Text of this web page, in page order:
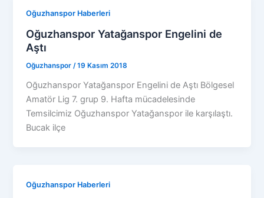
Oğuzhanspor Haberleri
Oğuzhanspor Yatağanspor Engelini de
Aştı
Oğuzhanspor /19 Kasım 2018
Oğuzhanspor Yatağanspor Engelini de Aştı Bölgesel
Amatör Lig 7. grup 9. Hafta mücadelesinde
Temsilcimiz Oğuzhanspor Yatağanspor ile karşılaştı.
Bucak ilçe
Oğuzhanspor Haberleri